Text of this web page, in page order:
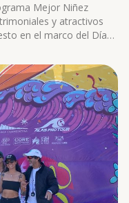
Mejor Niñez
y atractivos
en el marco del Día